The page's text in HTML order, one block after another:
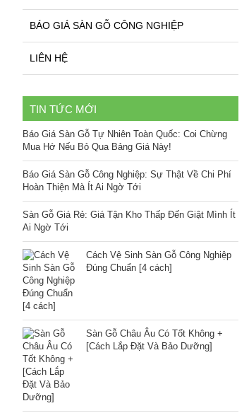
BÁO GIÁ SÀN GỖ CÔNG NGHIỆP
LIÊN HỆ
TIN TỨC MỚI
Báo Giá Sàn Gỗ Tự Nhiên Toàn Quốc: Coi Chừng
Mua Hớ Nếu Bỏ Qua Bảng Giá Này!
Báo Giá Sàn Gỗ Công Nghiệp: Sự Thật Về Chi Phí
Hoàn Thiện Mà Ít Ai Ngờ Tới
Sàn Gỗ Giá Rẻ: Giá Tận Kho Thấp Đến Giật Mình Ít
Ai Ngờ Tới
Cách Vệ Sinh Sàn Gỗ Công Nghiệp
Đúng Chuẩn [4 cách]
Sàn Gỗ Châu Âu Có Tốt Không +
[Cách Lắp Đặt Và Bảo Dưỡng]